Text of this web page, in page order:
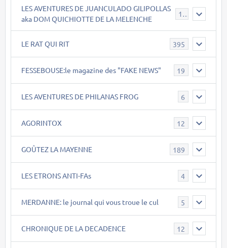
LES AVENTURES DE JUANCULADO GILIPOLLAS
aka DOM QUICHIOTTE DE LA MELENCHE
119
LE RAT QUI RIT 395
FESSEBOUSE:le magazine des "FAKE NEWS" 19
LES AVENTURES DE PHILANAS FROG 6
AGORINTOX 12
GOÛTEZ LA MAYENNE 189
LES ETRONS ANTI-FAs 4
MERDANNE: le journal qui vous troue le cul 5
CHRONIQUE DE LA DECADENCE 12